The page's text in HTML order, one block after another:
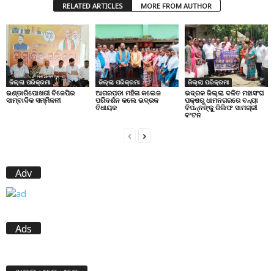
RELATED ARTICLES MORE FROM AUTHOR
ଜିଲ୍ଲା ପରିକ୍ରମା
ଭଣ୍ଡାରିପୋଖରୀ ବିଜେପିର
ସାମ୍ବାଦିକ ସମ୍ମିଳନୀ
ଜିଲ୍ଲା ପରିକ୍ରମା
ଆଗରପଡା ମହିଳା କଲେଜ
ପରିଦର୍ଶନ କଲେ ଭଦ୍ରକ
ବିଧାୟକ
ଜିଲ୍ଲା ପରିକ୍ରମା
ଭଦ୍ରକ ଜିଲ୍ଲା ଦଳିତ ମହାସଂଘ
ପକ୍ଷରୁ ଧାମନଗରରେ ବନ୍ୟା
ବିପନ୍ନଙ୍କୁ ରିଲିଫ ସାମଗ୍ରୀ
ବଂଟନ
Adv
Ads